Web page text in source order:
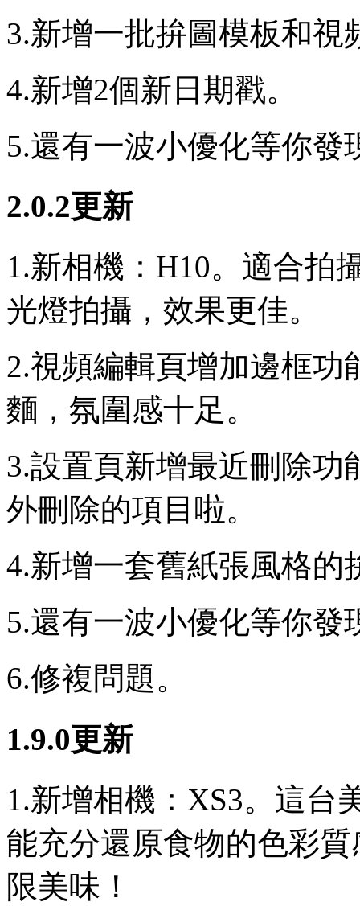
3.新增一批拚圖模板和視
4.新增2個新日期戳。
5.還有一波小優化等你發
2.0.2更新
1.新相機：H10。適合拍
光燈拍攝，效果更佳。
2.視頻編輯頁增加邊框
麵，氛圍感十足。
3.設置頁新增最近刪除
外刪除的項目啦。
4.新增一套舊紙張風格的
5.還有一波小優化等你發
6.修複問題。
1.9.0更新
1.新增相機：XS3。這台
能充分還原食物的色彩
限美味！